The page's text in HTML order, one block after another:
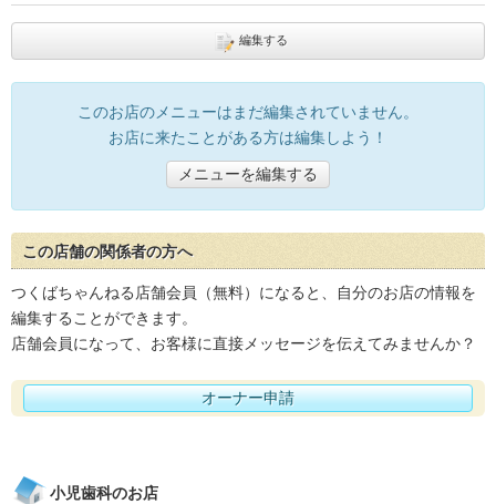
編集する
このお店のメニューはまだ編集されていません。
お店に来たことがある方は編集しよう！
メニューを編集する
この店舗の関係者の方へ
つくばちゃんねる店舗会員（無料）になると、自分のお店の情報を
編集することができます。
店舗会員になって、お客様に直接メッセージを伝えてみませんか？
オーナー申請
小児歯科のお店